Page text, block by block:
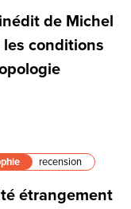
de Michel
les conditions
recension
étrangement